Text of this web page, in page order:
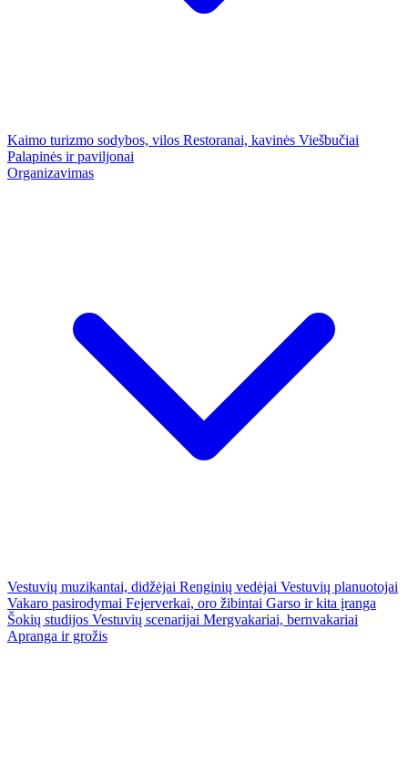
Kaimo turizmo sodybos, vilos Restoranai, kavinės Viešbučiai
Palapinės ir paviljonai
Organizavimas
Vestuvių muzikantai, didžėjai Renginių vedėjai Vestuvių planuotojai
Vakaro pasirodymai Fejerverkai, oro žibintai Garso ir kita įranga
Šokių studijos Vestuvių scenarijai Mergvakariai, bernvakariai
Apranga ir grožis